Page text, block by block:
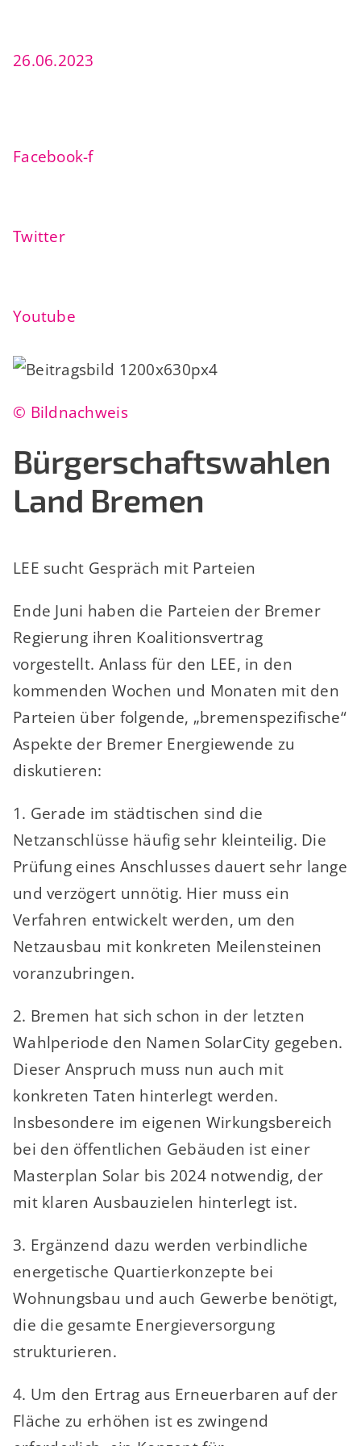
26.06.2023
Facebook-f
Twitter
Youtube
© Bildnachweis
Bürgerschaftswahlen
Land Bremen
LEE sucht Gespräch mit Parteien
Ende Juni haben die Parteien der Bremer
Regierung ihren Koalitionsvertrag
vorgestellt. Anlass für den LEE, in den
kommenden Wochen und Monaten mit den
Parteien über folgende, „bremenspezifische“
Aspekte der Bremer Energiewende zu
diskutieren:
1. Gerade im städtischen sind die
Netzanschlüsse häufig sehr kleinteilig. Die
Prüfung eines Anschlusses dauert sehr lange
und verzögert unnötig. Hier muss ein
Verfahren entwickelt werden, um den
Netzausbau mit konkreten Meilensteinen
voranzubringen.
2. Bremen hat sich schon in der letzten
Wahlperiode den Namen SolarCity gegeben.
Dieser Anspruch muss nun auch mit
konkreten Taten hinterlegt werden.
Insbesondere im eigenen Wirkungsbereich
bei den öffentlichen Gebäuden ist einer
Masterplan Solar bis 2024 notwendig, der
mit klaren Ausbauzielen hinterlegt ist.
3. Ergänzend dazu werden verbindliche
energetische Quartierkonzepte bei
Wohnungsbau und auch Gewerbe benötigt,
die die gesamte Energieversorgung
strukturieren.
4. Um den Ertrag aus Erneuerbaren auf der
Fläche zu erhöhen ist es zwingend